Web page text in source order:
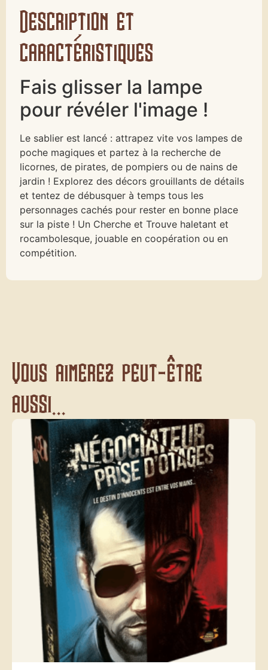
Description et
caractéristiques
Fais glisser la lampe
pour révéler l'image !
Le sablier est lancé : attrapez vite vos lampes de
poche magiques et partez à la recherche de
licornes, de pirates, de pompiers ou de nains de
jardin ! Explorez des décors grouillants de détails
et tentez de débusquer à temps tous les
personnages cachés pour rester en bonne place
sur la piste ! Un Cherche et Trouve haletant et
rocambolesque, jouable en coopération ou en
compétition.
Vous aimerez peut-être
aussi...